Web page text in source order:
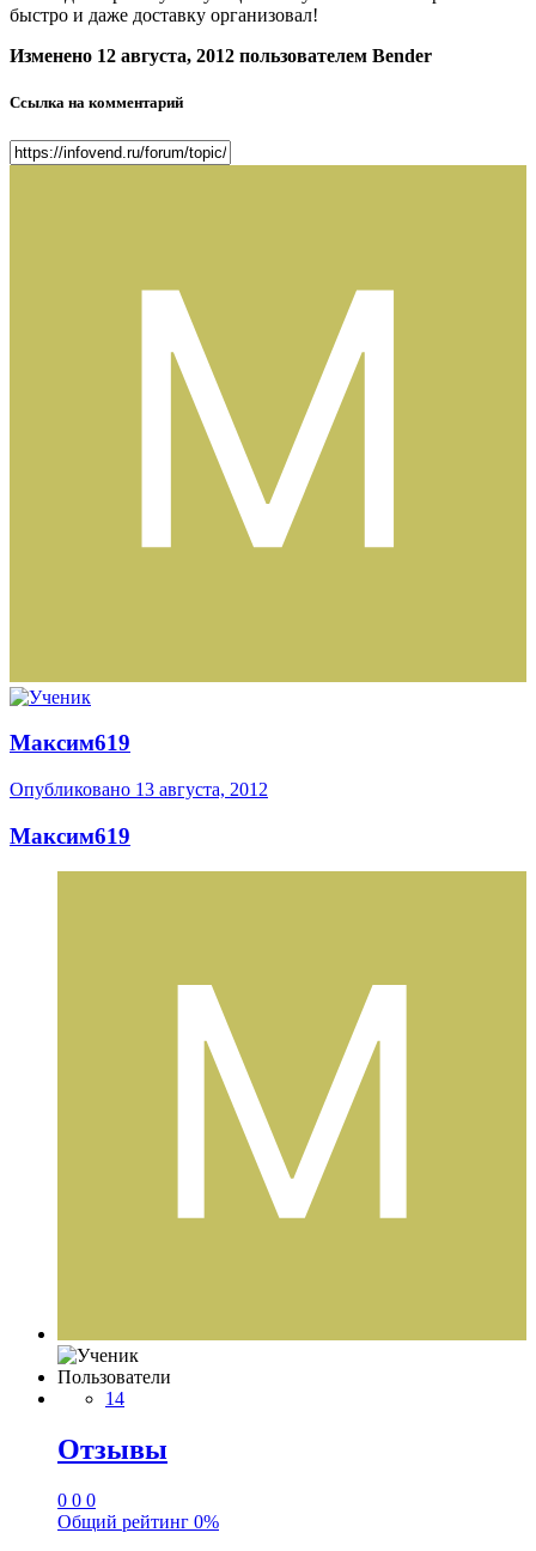
быстро и даже доставку организовал!
Изменено 12 августа, 2012 пользователем Bender
Ссылка на комментарий
Максим619
Опубликовано 13 августа, 2012
Максим619
Пользователи
14
Отзывы
0 0 0
Общий рейтинг 0%